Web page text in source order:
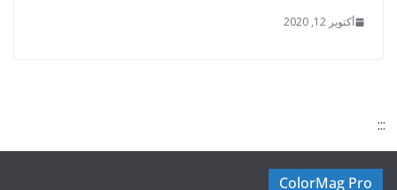
أكتوبر 12, 2020
:::
ColorMag Pro